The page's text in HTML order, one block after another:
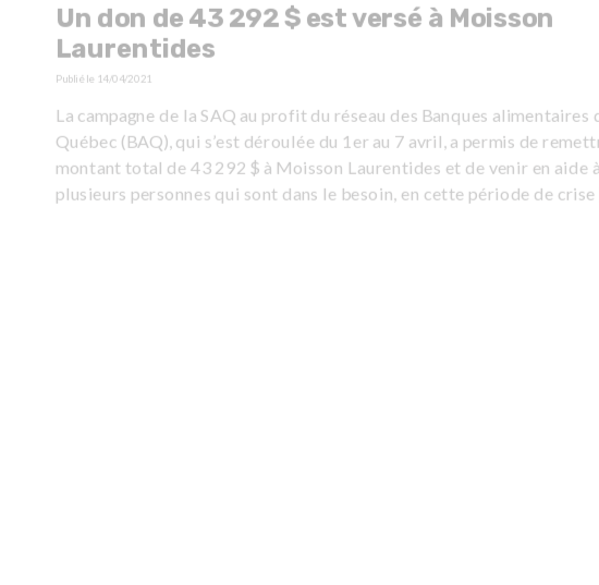
Un don de 43 292 $ est versé à Moisson
Laurentides
Publié le 14/04/2021
La campagne de la SAQ au profit du réseau des Banques alimentaires
Québec (BAQ), qui s’est déroulée du 1er au 7 avril, a permis de
montant total de 43 292 $ à Moisson Laurentides et de venir en aide à
plusieurs personnes qui sont dans le besoin, en cette période de